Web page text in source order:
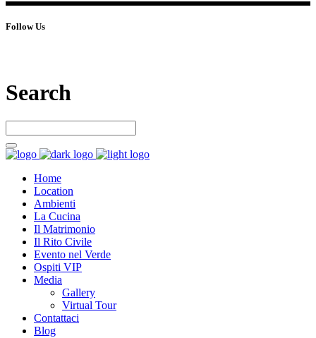
Follow Us
Search
Home
Location
Ambienti
La Cucina
Il Matrimonio
Il Rito Civile
Evento nel Verde
Ospiti VIP
Media
Gallery
Virtual Tour
Contattaci
Blog